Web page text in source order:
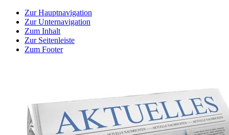
Zur Hauptnavigation
Zur Unternavigation
Zum Inhalt
Zur Seitenleiste
Zum Footer